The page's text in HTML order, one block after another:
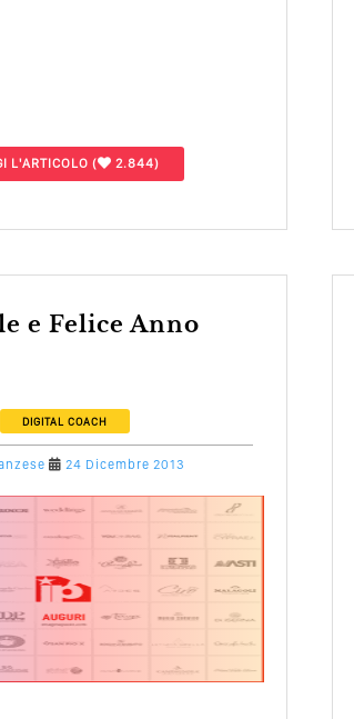
L'ARTICOLO ( 2.844)
DIGITAL COACH
24 Dicembre 2013